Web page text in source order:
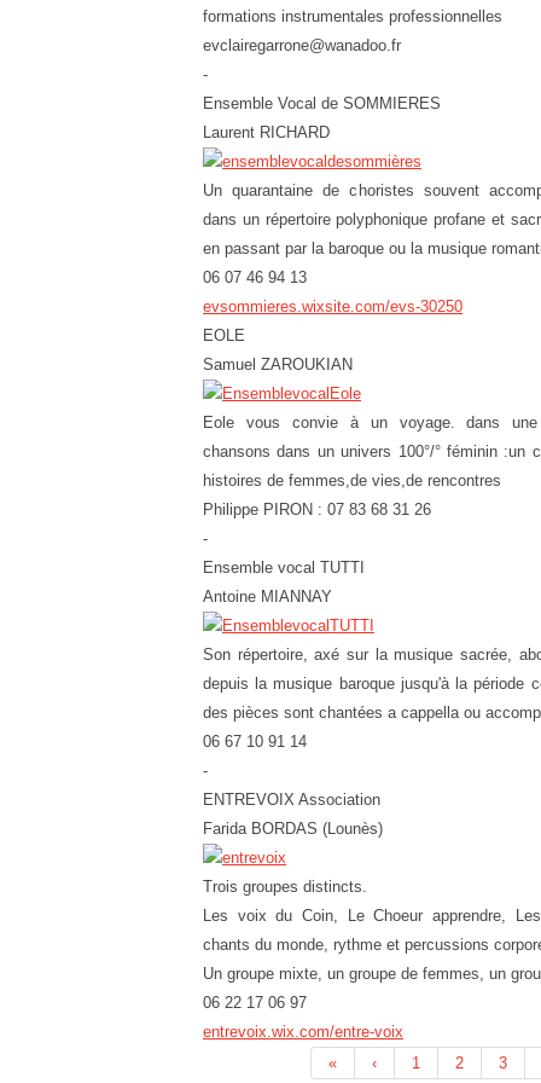
formations instrumentales professionnelles
evclairegarrone@wanadoo.fr
-
Ensemble Vocal de SOMMIERES
Laurent RICHARD
Un quarantaine de choristes souvent
dans un répertoire polyphonique profane et
en passant par la baroque ou la musique
06 07 46 94 13
evsommieres.wixsite.com/evs-30250
EOLE
Samuel ZAROUKIAN
Eole vous convie à un voyage. dans une
chansons dans un univers 100°/° féminin :un
histoires de femmes,de vies,de rencontres
Philippe PIRON : 07 83 68 31 26
-
Ensemble vocal TUTTI
Antoine MIANNAY
Son répertoire, axé sur la musique sacrée,
depuis la musique baroque jusqu'à la période
des pièces sont chantées a cappella ou
06 67 10 91 14
-
ENTREVOIX Association
Farida BORDAS (Lounès)
Trois groupes distincts.
Les voix du Coin, Le Choeur apprendre,
chants du monde, rythme et percussions
Un groupe mixte, un groupe de femmes, un
06 22 17 06 97
entrevoix.wix.com/entre-voix
«
‹ 1 2 3